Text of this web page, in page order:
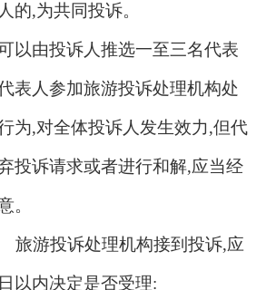
的,为共同投诉。
以由投诉人推选一至三名代表
表人参加旅游投诉处理机构处
为,对全体投诉人发生效力,但代
投诉请求或者进行和解,应当经
。
旅游投诉处理机构接到投诉,应
以内决定是否受理: